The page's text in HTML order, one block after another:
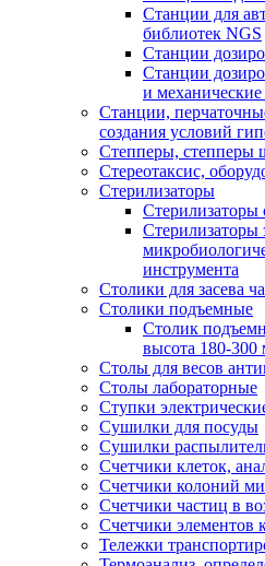
Станции для
библиотек NGS
Станции
Станции
и
Станции,
создания условий
Степперы, степперы
Стереотаксис,
Стерилизаторы
Стерилизаторы
Стерилизаторы
инструмента
Столики для засева
Столики подъемные
Столик
высота 180-
Столы для весов
Столы лабораторные
Ступки
Сушилки для посуды
Сушилки
Счетчики клеток,
Счетчики колоний
Счетчики частиц в
Счетчики элементов
Тележки